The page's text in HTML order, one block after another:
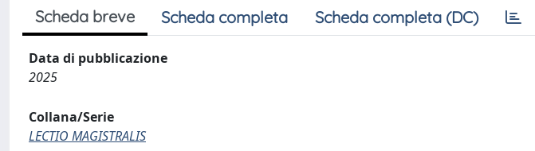
Scheda breve Scheda completa Scheda completa (DC)
Data di pubblicazione
2025
Collana/Serie
LECTIO MAGISTRALIS